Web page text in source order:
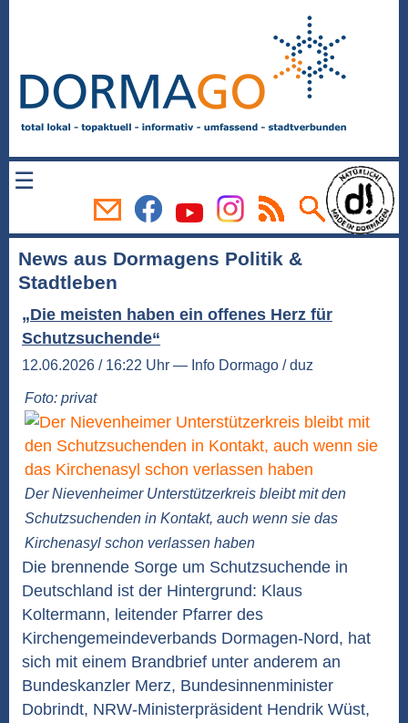
☰
News aus Dormagens Politik &
Stadtleben
„Die meisten haben ein offenes Herz für
Schutzsuchende“
12.06.2026 / 16:22 Uhr — Info Dormago / duz
Foto: privat
Der Nievenheimer Unterstützerkreis bleibt mit den
Schutzsuchenden in Kontakt, auch wenn sie das
Kirchenasyl schon verlassen haben
Die brennende Sorge um Schutzsuchende in
Deutschland ist der Hintergrund: Klaus
Koltermann, leitender Pfarrer des
Kirchengemeindeverbands Dormagen-Nord, hat
sich mit einem Brandbrief unter anderem an
Bundeskanzler Merz, Bundesinnenminister
Dobrindt, NRW-Ministerpräsident Hendrik Wüst,